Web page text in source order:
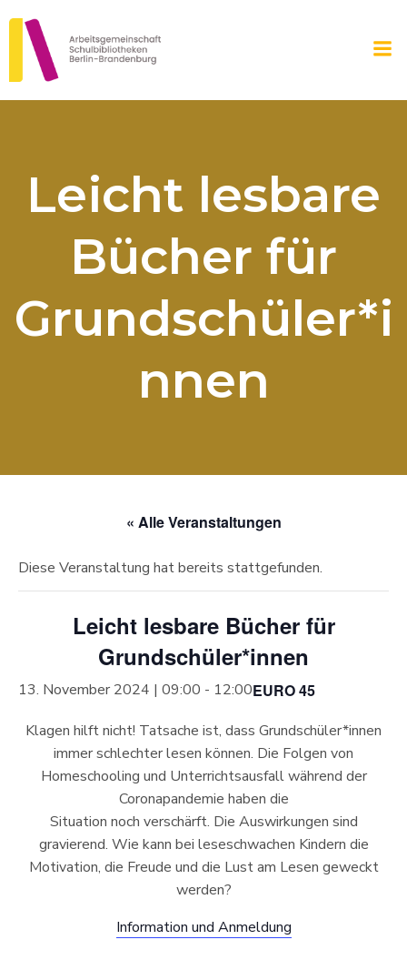
Leicht lesbare
Bücher für
Grundschüler*i
nnen
« Alle Veranstaltungen
Diese Veranstaltung hat bereits stattgefunden.
Leicht lesbare Bücher für
Grundschüler*innen
13. November 2024 | 09:00 - 12:00EURO 45
Klagen hilft nicht! Tatsache ist, dass Grundschüler*innen
immer schlechter lesen können. Die Folgen von
Homeschooling und Unterrichtsausfall während der
Coronapandemie haben die
Situation noch verschärft. Die Auswirkungen sind
gravierend. Wie kann bei leseschwachen Kindern die
Motivation, die Freude und die Lust am Lesen geweckt
werden?
Information und Anmeldung